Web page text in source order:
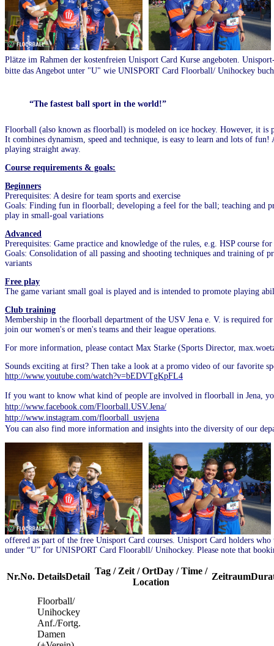
Plätze im Rahmen der kostenfreien Unisport Card Kurse angeboten.
bitte das Angebot unter "U" wie UNISPORT Card Floorball/ Unihockey
“The fastest ball sport in the world!”
Floorball (also known as floorball) is modeled on ice hockey. However, it
It combines dynamism, speed and technique, is easy to learn and lots of
playing straight away.
Course requirements & goals:
Beginners
Prerequisites: A desire for team sports and exercise
Goals: Finding fun in floorball; developing a feel for the ball; teaching and
play in small-goal variations
Advanced
Prerequisites: Game practice and knowledge of the rules, e.g. HSP course
Goals: Consolidation of all passing and shooting techniques and training
variants
Free play
The game variant small goal is played and is intended to promote playing
Club training
Membership in the floorball department of the USV Jena e. V. is required
join our women's or men's teams and their league operations.
For more information, please contact Max Starke (Sports Director,
Sounds exciting at first? Then take a look at a promo video of our favorite
http://www.youtube.com/watch?v=bEDVTgKpFL4
If you want to know what kind of people are involved in floorball in Jena,
http://www.facebook.com/Floorball.USV.Jena/
http://www.instagram.com/floorball_usvjena
You can also find more information and insights into the diversity of our
offered as part of the free Unisport Card courses. Unisport Card holders
under “U” for UNISPORT Card Floorabll/ Unihockey. Please note that
Nr.No. DetailsDetail
Tag / Zeit / OrtDay / Time /
Location
Zeitraum
Floorball/
Unihockey
Anf./Fortg.
Damen